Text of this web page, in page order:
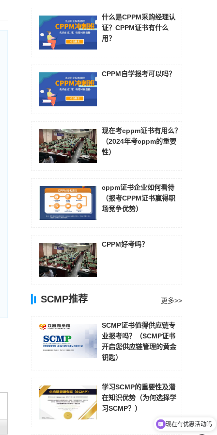
什么是CPPM采购经理认
证？CPPM证书有什么
用？
CPPM自学报考可以吗？
现在考cppm证书有用么？
（2024年考cppm的重要
性）
cppm证书企业如何看待
（报考CPPM证书赢得职
场竞争优势）
CPPM好考吗？
SCMP推荐 更多>>
SCMP证书值得供应链专
业报考吗？（SCMP证书
开启您供应链管理的黄金
钥匙）
学习SCMP的重要性及潜
在知识优势（为何选择学
习SCMP？）
现在有优惠活动吗